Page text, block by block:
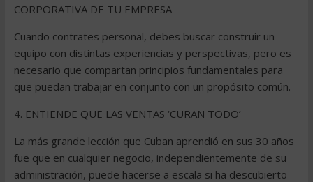
CORPORATIVA DE TU EMPRESA
Cuando contrates personal, debes buscar construir un
equipo con distintas experiencias y perspectivas, pero es
necesario que compartan principios fundamentales para
que puedan trabajar en conjunto con un propósito común.
4. ENTIENDE QUE LAS VENTAS ‘CURAN TODO’
La más grande lección que Cuban aprendió en sus 30 años
fue que en cualquier negocio, independientemente de su
administración, puede hacerse a escala si ha descubierto